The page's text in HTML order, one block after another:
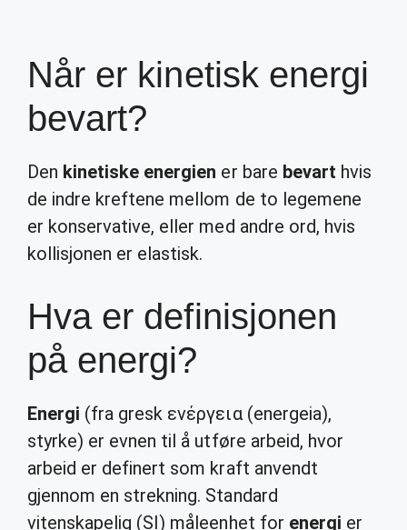
Når er kinetisk energi
bevart?
Den kinetiske energien er bare bevart hvis
de indre kreftene mellom de to legemene
er konservative, eller med andre ord, hvis
kollisjonen er elastisk.
Hva er definisjonen
på energi?
Energi (fra gresk ενέργεια (energeia),
styrke) er evnen til å utføre arbeid, hvor
arbeid er definert som kraft anvendt
gjennom en strekning. Standard
vitenskapelig (SI) måleenhet for energi er